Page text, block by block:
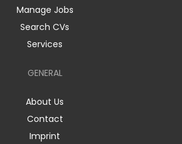
Manage Jobs
Search CVs
Services
GENERAL
About Us
Contact
Imprint